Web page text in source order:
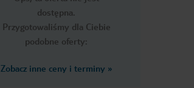
dostępna.
Przygotowaliśmy dla Ciebie
podobne oferty:
Zobacz inne ceny i terminy »
Wyjątkowy